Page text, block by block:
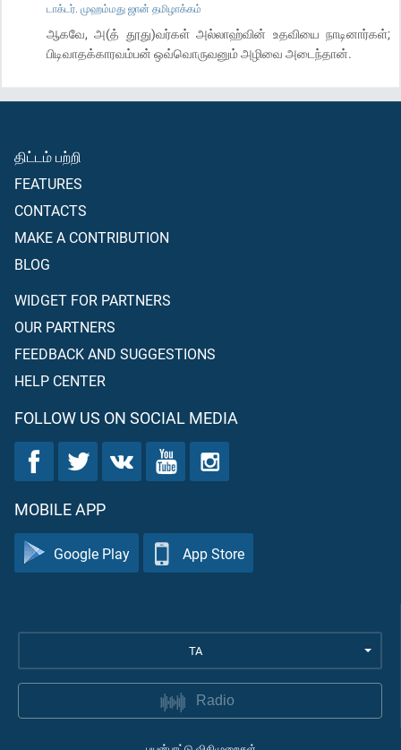
டாக்டர். முஹம்மது ஜான் தமிழாக்கம்
ஆகவே, அ(த் தூது)வர்கள் அல்லாஹ்வின் உதவியை நாடினார்கள்;
பிடிவாதக்காரவம்பன் ஒவ்வொருவனும் அழிவை அடைந்தான்.
திட்டம் பற்றி
FEATURES
CONTACTS
MAKE A CONTRIBUTION
BLOG
WIDGET FOR PARTNERS
OUR PARTNERS
FEEDBACK AND SUGGESTIONS
HELP CENTER
FOLLOW US ON SOCIAL MEDIA
MOBILE APP
Google Play App Store
TA
Radio